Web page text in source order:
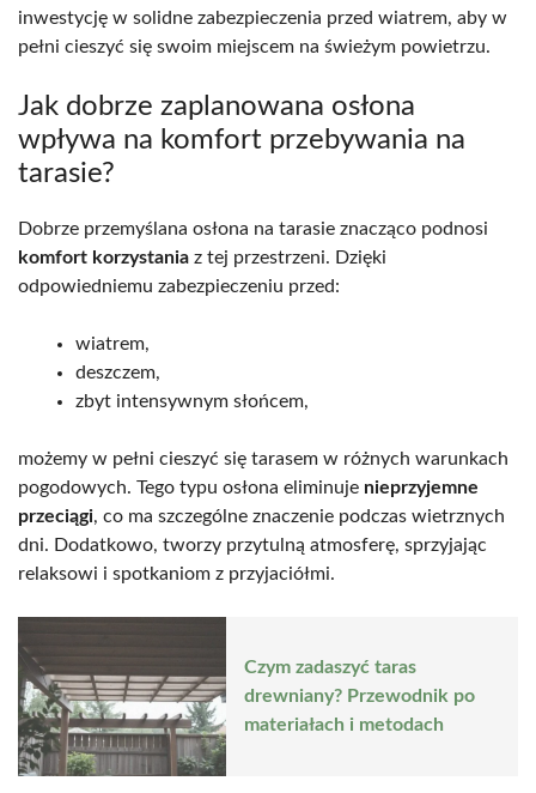
inwestycję w solidne zabezpieczenia przed wiatrem, aby w
pełni cieszyć się swoim miejscem na świeżym powietrzu.
Jak dobrze zaplanowana osłona
wpływa na komfort przebywania na
tarasie?
Dobrze przemyślana osłona na tarasie znacząco podnosi
komfort korzystania z tej przestrzeni. Dzięki
odpowiedniemu zabezpieczeniu przed:
wiatrem,
deszczem,
zbyt intensywnym słońcem,
możemy w pełni cieszyć się tarasem w różnych warunkach
pogodowych. Tego typu osłona eliminuje nieprzyjemne
przeciągi, co ma szczególne znaczenie podczas wietrznych
dni. Dodatkowo, tworzy przytulną atmosferę, sprzyjając
relaksowi i spotkaniom z przyjaciółmi.
Czym zadaszyć taras
drewniany? Przewodnik po
materiałach i metodach